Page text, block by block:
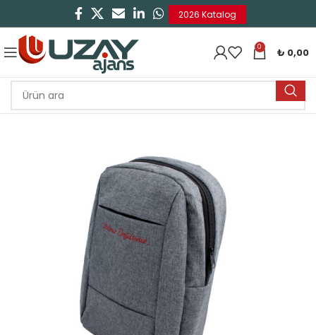
2026 Katalog
0 ₺ 0,00